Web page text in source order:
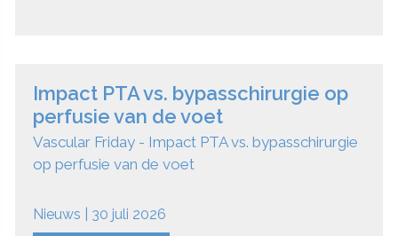
Impact PTA vs. bypasschirurgie op
perfusie van de voet
Vascular Friday - Impact PTA vs. bypasschirurgie
op perfusie van de voet
Nieuws | 30 juli 2026